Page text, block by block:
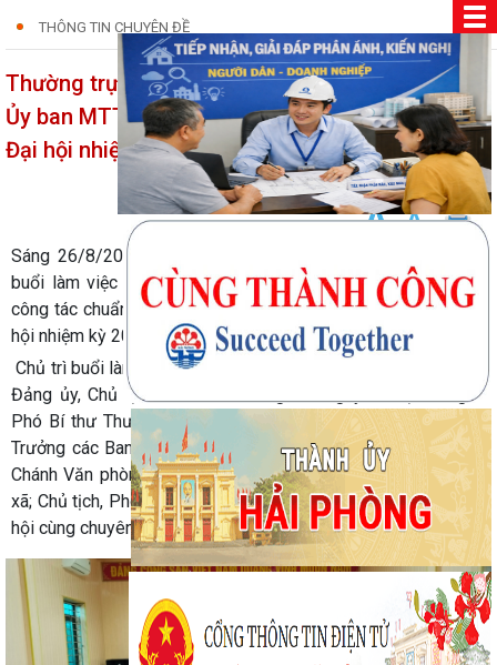
THÔNG TIN CHUYÊN ĐỀ
Thường trực Đảng ủy xã An Quang làm việc với
Ủy ban MTTQ Việt Nam xã về công tác chuẩn bị
Đại hội nhiệm kỳ 2025 – 2030
27/08/2025
Sáng 26/8/2025, Thường trực Đảng ủy xã An Quang đã có
buổi làm việc với Ủy ban MTTQ Việt Nam xã về tiến độ và
công tác chuẩn bị Đại hội MTTQ và các tổ chức chính trị - xã
hội nhiệm kỳ 2025 – 2030.
Chủ trì buổi làm việc có đồng chí Nguyễn Trọng Tuấn – Bí thư
Đảng ủy, Chủ tịch HĐND xã; đồng chí Nguyễn Thị Nhung –
Phó Bí thư Thường trực Đảng ủy. Tham dự có các đồng chí
Trưởng các Ban xây dựng Đảng, Chủ nhiệm Ủy ban Kiểm tra,
Chánh Văn phòng Đảng ủy; lãnh đạo Ủy ban MTTQ Việt Nam
xã; Chủ tịch, Phó Chủ tịch và Trưởng các tổ chức chính trị - xã
hội cùng chuyên viên MTTQ xã.